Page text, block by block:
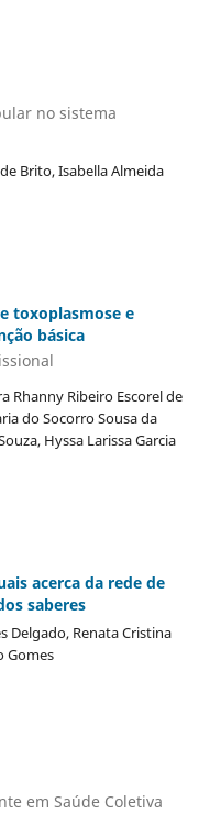
no sistema
Brito, Isabella Almeida
toxoplasmose e
básica
Rhanny Ribeiro Escorel de
do Socorro Sousa da
Hyssa Larissa Garcia
acerca da rede de
saberes
Delgado, Renata Cristina
Gomes
em Saúde Coletiva